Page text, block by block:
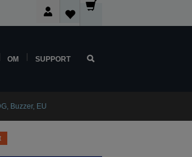
OM SUPPORT
Buzzer, EU